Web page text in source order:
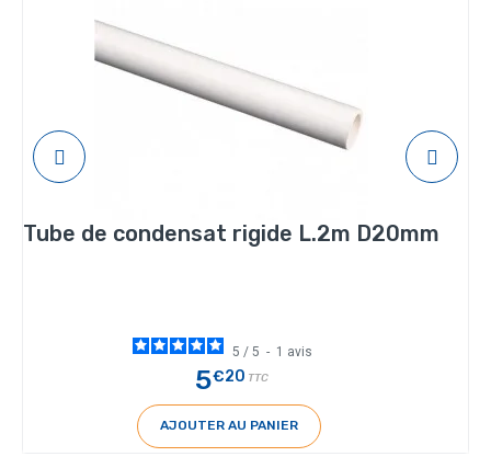
Tube de condensat rigide L.2m D20mm
5 / 5 - 1 avis
5€20 TTC
AJOUTER AU PANIER